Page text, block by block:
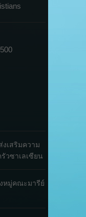
เสริมความ
วซาเลเซียน
หมู่คณะมารีย์